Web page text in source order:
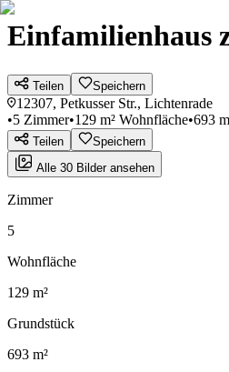
Einfamilienhaus
Teilen Speichern
12307, Petkusser Str., Lichtenrade
•5 Zimmer•129 m² Wohnfläche•693
Teilen
Speichern
Alle 30 Bilder ansehen
Zimmer
5
Wohnfläche
129 m²
Grundstück
693 m²